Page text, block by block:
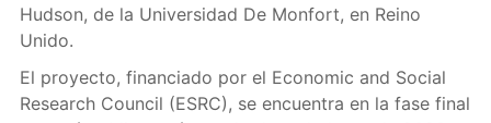
Hudson, de la Universidad De Monfort, en Reino
Unido.
El proyecto, financiado por el Economic and Social
Research Council (ESRC), se encuentra en la fase final